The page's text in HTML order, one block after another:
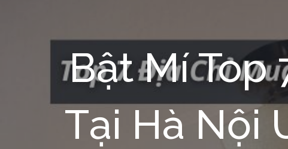
Bật Mí Top
Tại Hà Nội